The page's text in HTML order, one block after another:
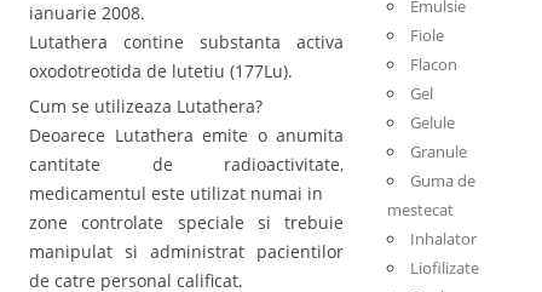
ianuarie 2008.
Lutathera contine substanta activa
oxodotreotida de lutetiu (177Lu).
Cum se utilizeaza Lutathera?
Deoarece Lutathera emite o anumita
cantitate de radioactivitate,
medicamentul este utilizat numai in
zone controlate speciale si trebuie
manipulat si administrat pacientilor
de catre personal calificat.
Emulsie
Fiole
Flacon
Gel
Gelule
Granule
Guma de
mestecat
Inhalator
Liofilizate